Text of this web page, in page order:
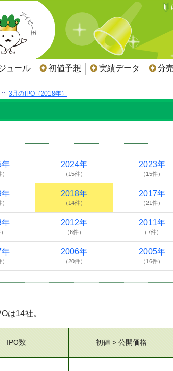
ュール 初値予想 実績データ 分売
3月のIPO（2018年）
年 2024年
（15件）
2023年
（15件）
年 2018年
（14件）
2017年
（21件）
年 2012年
（6件）
2011年
（7件）
年 2006年
（20件）
2005年
（16件）
は14社。
IPO数 初値 > 公開価格